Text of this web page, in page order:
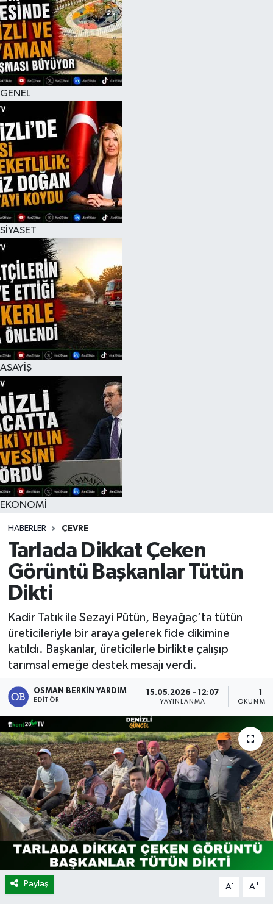
GENEL
SİYASET
ASAYİŞ
EKONOMİ
HABERLER ÇEVRE
Tarlada Dikkat Çeken
Görüntü Başkanlar Tütün
Dikti
Kadir Tatık ile Sezayi Pütün, Beyağaç’ta tütün
üreticileriyle bir araya gelerek fide dikimine
katıldı. Başkanlar, üreticilerle birlikte çalışıp
tarımsal emeğe destek mesajı verdi.
OSMAN BERKIN YARDIM
EDITÖR
15.05.2026 - 12:07
YAYINLANMA
1
OKUNMA
Paylaş A- A+
RESMİ İLAN